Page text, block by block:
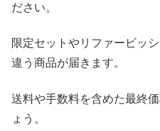
ださい。
限定セットやリファービッ
違う商品が届きます。
送料や手数料を含めた最終
ょう。